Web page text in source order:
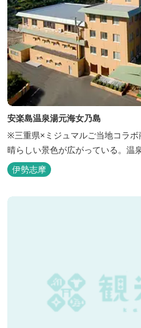
安楽島温泉湯元海女乃島
※三重県×ミジュマルご当地コラボ商品取扱店
晴らしい景色が広がっている。温
伊勢志摩